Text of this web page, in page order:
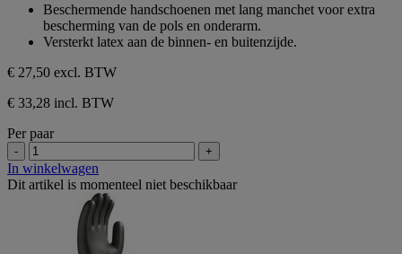
sterren.
Beschermende handschoenen met lang manchet voor extra
bescherming van de pols en onderarm.
Versterkt latex aan de binnen- en buitenzijde.
€ 27,50 excl. BTW
€ 33,28 incl. BTW
Per paar
- +
In winkelwagen
Dit artikel is momenteel niet beschikbaar